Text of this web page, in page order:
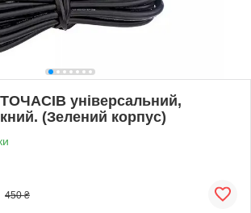
універсальний,
(Зелений корпус)
450 ₴